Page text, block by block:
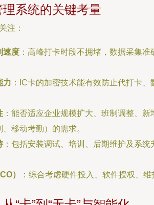
系统的关键考量
注：
速度 ：高峰打卡时段不拥堵，数据采集准
力 ：IC卡的加密技术能有效防止代打卡、
：能否适应企业规模扩大、班制调整、新
移动考勤）的需求。
：包括安装调试、培训、后期维护及系统
）
：综合考虑硬件投入、软件授权、维